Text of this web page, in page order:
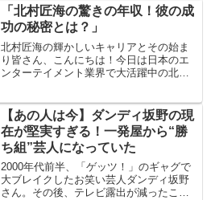
れています。しかし、今回私たちが注目
するのは、彼の公式Twi...
「北村匠海の驚きの年収！彼の成
功の秘密とは？」
北村匠海の輝かしいキャリアとその始ま
り皆さん、こんにちは！今日は日本のエ
ンターテイメント業界で大活躍中の北村
で才能を発揮していますが、一体どのよ
うにしてこの地位に登り詰...
【あの人は今】ダンディ坂野の現
在が堅実すぎる！一発屋から“勝
ち組”芸人になっていた
2000年代前半、「ゲッツ！」のギャグで
大ブレイクしたお笑い芸人ダンディ坂野
さん。その後、テレビ露出が減ったこと